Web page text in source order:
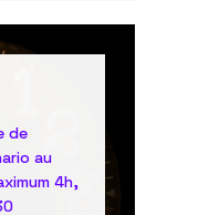
de
au
4h,